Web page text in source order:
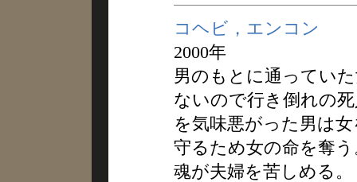
コヘビ，エンコン
2000年
男のもとに通ってい
ないので行き倒れの
を気味悪がった男は
守るため女の命を奪
魂が夫婦を苦しめる。